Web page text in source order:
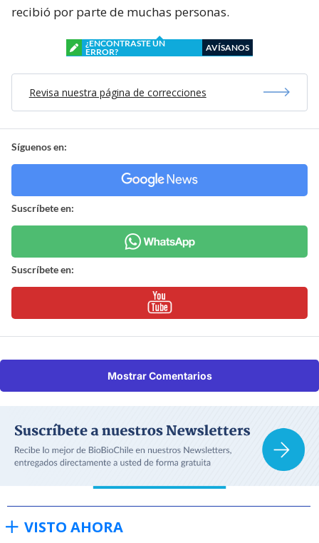
recibió por parte de muchas personas.
¿ENCONTRASTE UN
ERROR?
AVÍSANOS
Revisa nuestra página de correcciones
Síguenos en:
Suscríbete en:
Suscríbete en:
Mostrar Comentarios
VISTO AHORA